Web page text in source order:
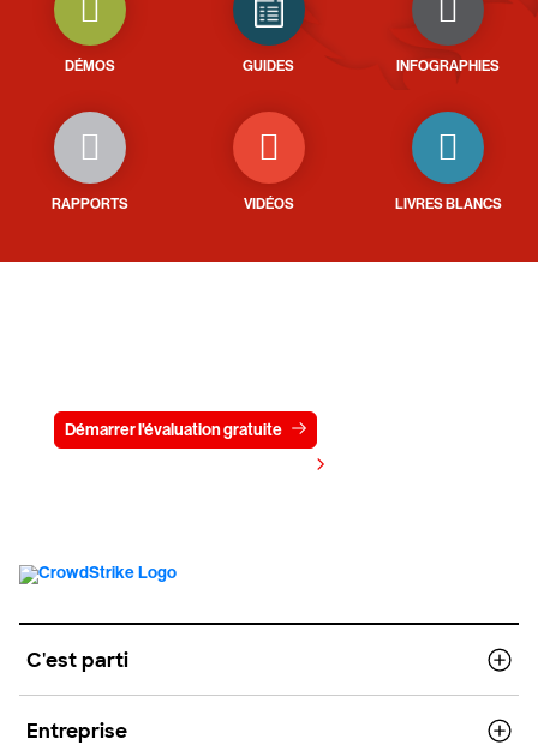
DÉMOS GUIDES INFOGRAPHIES
RAPPORTS VIDÉOS LIVRES BLANCS
Démarrer l'évaluation gratuite
C'est parti
Entreprise